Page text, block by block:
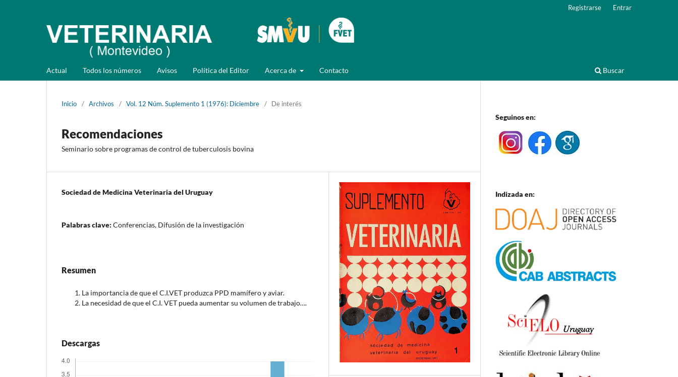
Actual Todos los números Avisos Política del Editor Acerca de Contacto Buscar
Registrarse Entrar
Inicio / Archivos / Vol. 12 Núm. Suplemento 1 (1976): Diciembre / De interés
Recomendaciones
Seminario sobre programas de control de tuberculosis bovina
Sociedad de Medicina Veterinaria del Uruguay
Palabras clave: Conferencias, Difusión de la investigación
Resumen
La importancia de que el C.I.VET produzca PPD mamífero y aviar.
La necesidad de que el C.I. VET pueda aumentar su volumen de trabajo….
Descargas
Seguinos en:
Indizada en: